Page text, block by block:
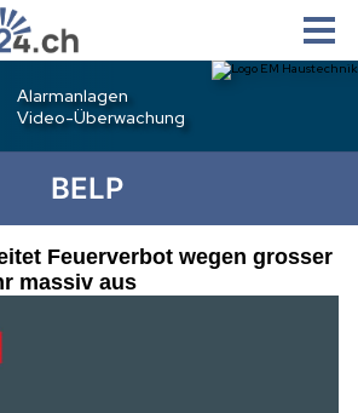
BELP
Feuerverbot wegen grosser
massiv aus